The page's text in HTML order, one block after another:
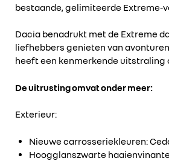
bestaande, gelimiteerde Extreme-
Dacia benadrukt met de Extreme
liefhebbers genieten van
heeft een kenmerkende uitstraling
De uitrusting omvat onder meer:
Exterieur:
Nieuwe carrosseriekleuren:
Hoogglanszwarte